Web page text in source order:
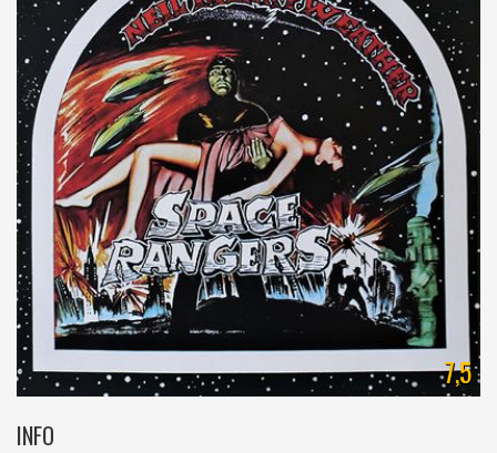
7,5
INFO